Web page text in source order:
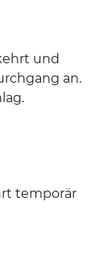
und
an.
temporär